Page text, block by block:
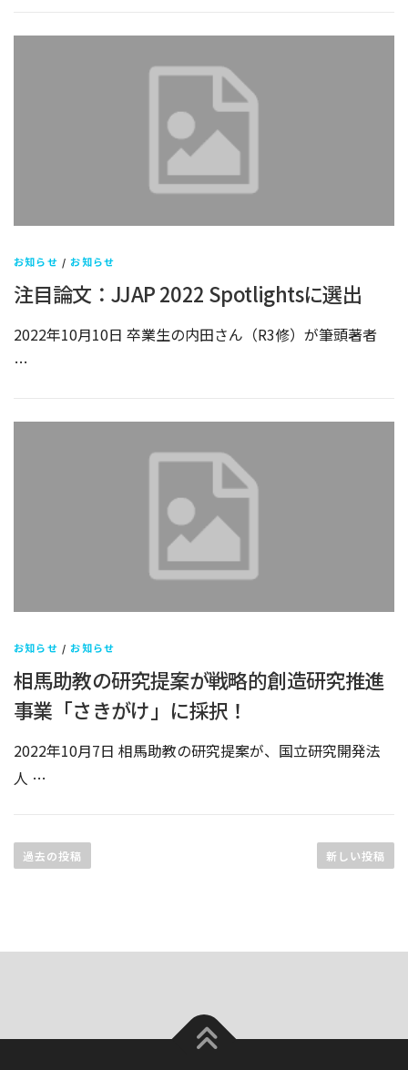
お知らせ /お知らせ
注目論文：JJAP 2022 Spotlightsに選出
2022年10月10日 卒業生の内田さん（R3修）が筆頭著者
…
お知らせ /お知らせ
相馬助教の研究提案が戦略的創造研究推進
事業「さきがけ」に採択！
2022年10月7日 相馬助教の研究提案が、国立研究開発法
人 …
稿
ナ
ー
過去の投稿 新しい投稿